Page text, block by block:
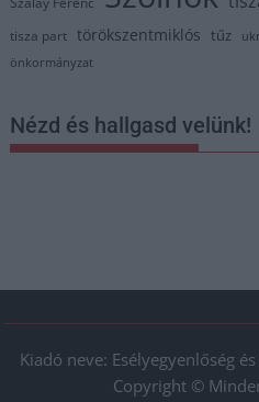
tisza part törökszentmiklós tűz
önkormányzat
Nézd és hallgasd velünk!
Kiadó neve: Esélyegyenlőség
Copyright ©